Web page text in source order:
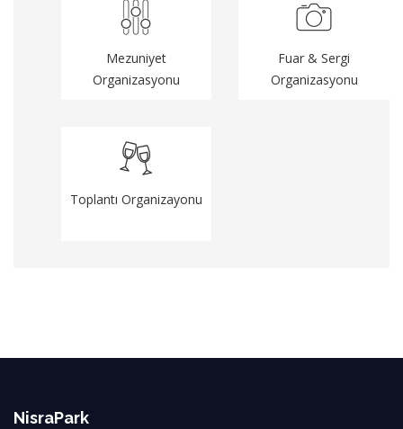
Mezuniyet
Organizasyonu
Fuar & Sergi
Organizasyonu
Toplantı Organizayonu
NisraPark